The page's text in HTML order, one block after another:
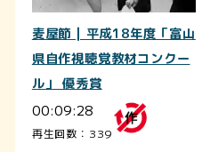
麦屋節 | 平成18年度「富山
県自作視聴覚教材コンクー
ル」 優秀賞
00:09:28
再生回数：339